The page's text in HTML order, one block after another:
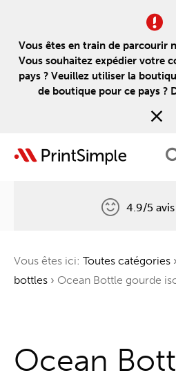
Vous êtes en train de parcourir
Vous souhaitez expédier votre
pays ? Veuillez utiliser la
de boutique pour ce pays ?
Un arbre pour chaque
4.9/5
Vous êtes ici: Toutes catégories ›
bottles › Ocean Bottle gourde
Ocean